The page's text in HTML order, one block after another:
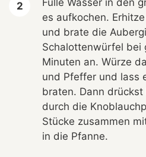
Fülle Wasser in den
es aufkochen.
und brate die
Schalottenwürfel bei
Minuten an. Würze
und Pfeffer und lass
braten. Dann
durch die
Stücke zusammen
in die Pfanne.